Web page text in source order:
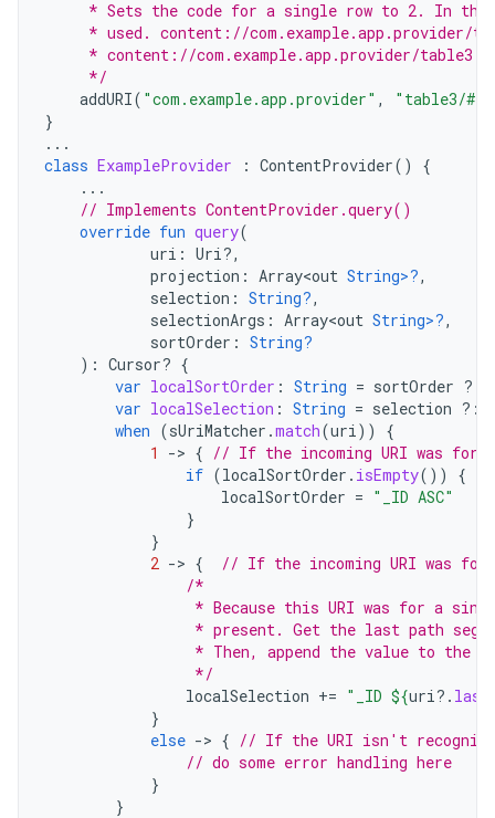
* Sets the code for a single row to 2. In
* used. content://com.example.app.provider/
* content://com.example.app.provider/table3
     */
addURI( "com.example.app.provider" , "table3/#"
}
...
class ExampleProvider : ContentProvider()
{
...
// Implements ContentProvider.query()
override fun query(
uri : Uri?,
projection : Array<out String>?,
selection : String?,
selectionArgs : Array<out String>?,
sortOrder : String?
): Cursor? {
var localSortOrder : String = sortOrder ?:
var localSelection : String = selection ?:
when (sUriMatcher .match(uri))
{
1
-> { // If the incoming URI was for
if (localSortOrder . isEmpty())
{
localSortOrder = "_ID ASC"
}
}
2 -> {
// If the incoming URI was for
/*
* Because this URI was for a
* present. Get the last path
* Then, append the value to the
                 */
localSelection += "_ID ${uri?.
}
else -> { // If the URI isn't
// do some error handling here
}
}